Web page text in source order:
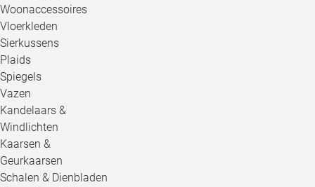
Woonaccessoires
Vloerkleden
Sierkussens
Plaids
Spiegels
Vazen
Kandelaars &
Windlichten
Kaarsen &
Geurkaarsen
Schalen & Dienbladen